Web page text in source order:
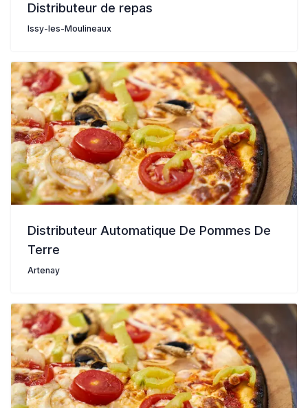
Distributeur de repas
Issy-les-Moulineaux
Distributeur Automatique De Pommes De
Terre
Artenay